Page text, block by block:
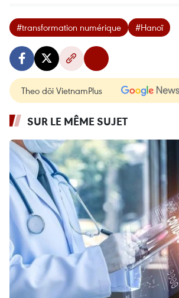
#transformation numérique #Hanoï
Theo dõi VietnamPlus
SUR LE MÊME SUJET